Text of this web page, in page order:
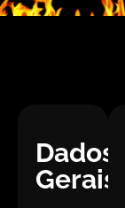
Dados
Gerais: